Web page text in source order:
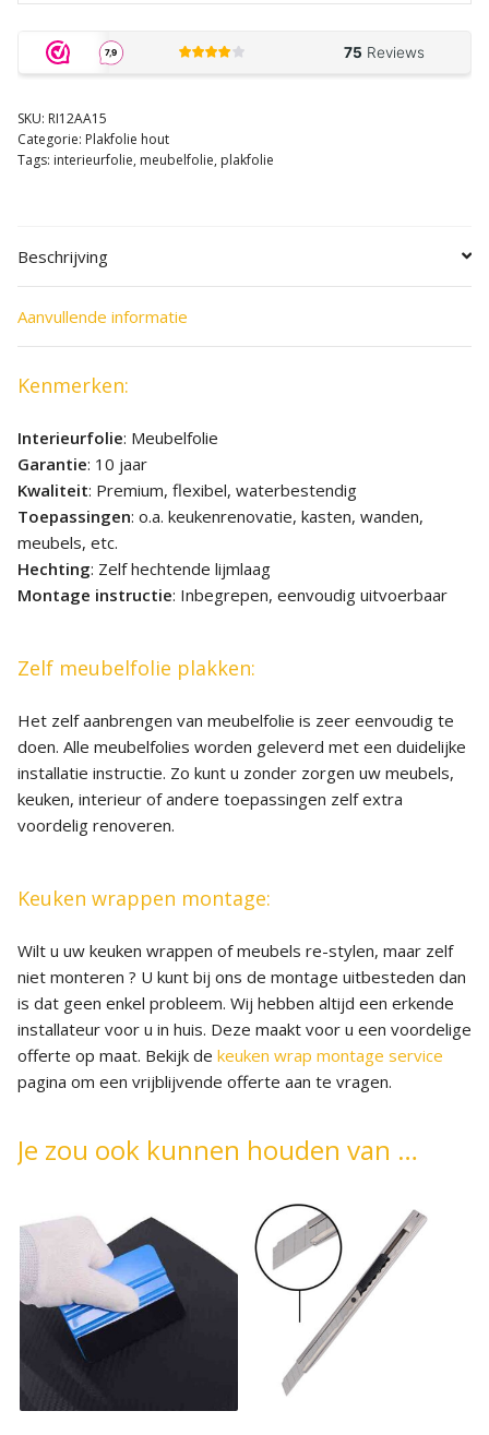
SKU: RI12AA15
Categorie: Plakfolie hout
Tags: interieurfolie, meubelfolie, plakfolie
Beschrijving
Aanvullende informatie
Kenmerken:
Interieurfolie: Meubelfolie
Garantie: 10 jaar
Kwaliteit: Premium, flexibel, waterbestendig
Toepassingen: o.a. keukenrenovatie, kasten, wanden,
meubels, etc.
Hechting: Zelf hechtende lijmlaag
Montage instructie: Inbegrepen, eenvoudig uitvoerbaar
Zelf meubelfolie plakken:
Het zelf aanbrengen van meubelfolie is zeer eenvoudig te
doen. Alle meubelfolies worden geleverd met een duidelijke
installatie instructie. Zo kunt u zonder zorgen uw meubels,
keuken, interieur of andere toepassingen zelf extra
voordelig renoveren.
Keuken wrappen montage:
Wilt u uw keuken wrappen of meubels re-stylen, maar zelf
niet monteren ? U kunt bij ons de montage uitbesteden dan
is dat geen enkel probleem. Wij hebben altijd een erkende
installateur voor u in huis. Deze maakt voor u een voordelige
offerte op maat. Bekijk de keuken wrap montage service
pagina om een vrijblijvende offerte aan te vragen.
Je zou ook kunnen houden van …